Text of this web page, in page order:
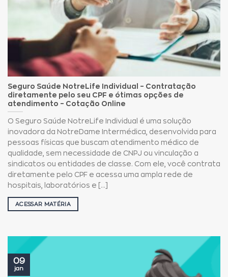
Seguro Saúde NotreLife Individual – Contratação
diretamente pelo seu CPF e ótimas opções de
atendimento – Cotação Online
O Seguro Saúde NotreLife Individual é uma solução
inovadora da NotreDame Intermédica, desenvolvida para
pessoas físicas que buscam atendimento médico de
qualidade, sem necessidade de CNPJ ou vinculação a
sindicatos ou entidades de classe. Com ele, você contrata
diretamente pelo CPF e acessa uma ampla rede de
hospitais, laboratórios e [...]
ACESSAR MATÉRIA
09
jan